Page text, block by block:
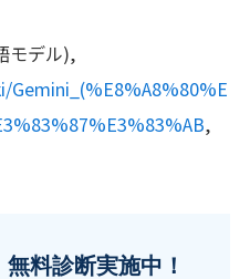
モデル),
,
料診断実施中！